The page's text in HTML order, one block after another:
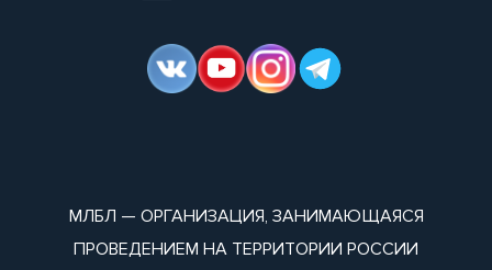
МЛБЛ — ОРГАНИЗАЦИЯ, ЗАНИМАЮЩАЯСЯ
ПРОВЕДЕНИЕМ НА ТЕРРИТОРИИ РОССИИ